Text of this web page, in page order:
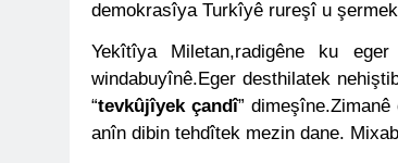
1
1
HAK-
Partisi
1 Yıl Ago
demokrasîya Turkîyê rureşî u
Yekîtîya Miletan,radigêne ku
windabuyînê.Eger desthilatek
“tevkûjîyek çandî”
anîn dibin tehdîtek mezin dane.